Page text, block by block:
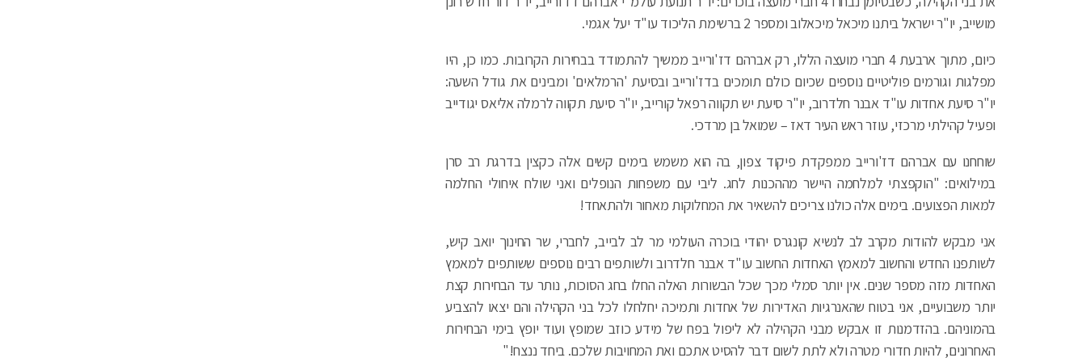
מושייב, יו"ר ישראל ביתנו מיכאל מיכאלוב ומספר 2 ברשימת הליכוד עו"ד יעל אגמי.
כיום, מתוך ארבעת 4 חברי מועצה הללו, רק אברהם דז'ורייב ממשיך להתמודד בבחירות הקרובות. כמו כן, היו
מפלגות וגורמים פוליטיים נוספים שכיום כולם תומכים בדז'ורייב ובסיעת 'הרמלאים' ומבינים את גודל השעה:
יו"ר סיעת אחדות עו"ד אבנר חלדרוב, יו"ר סיעת יש תקווה רפאל קורייב, יו"ר סיעת תקווה לרמלה אליאס יגודייב
ופעיל קהילתי מרכזי, עוזר ראש העיר דאז – שמואל בן מרדכי.
שוחחנו עם אברהם דז'ורייב ממפקדת פיקוד צפון, בה הוא משמש בימים קשים אלה כקצין בדרגת רב סרן
במילואים: "הוקפצתי למלחמה היישר מההכנות לחג. ליבי עם משפחות הנופלים ואני שולח איחולי החלמה
למאות הפצועים. בימים אלה כולנו צריכים להשאיר את המחלוקות מאחור ולהתאחד!
אני מבקש להודות מקרב לב לנשיא קונגרס יהודי בוכרה העולמי מר לב לבייב, לחברי, שר החינוך יואב קיש,
לשותפנו החדש והחשוב למאמץ האחדות החשוב עו"ד אבנר חלדרוב ולשותפים רבים נוספים ששותפים למאמץ
האחדות מזה מספר שנים. אין יותר סמלי מכך שכל הבשורות האלה החלו בחג הסוכות, נותר עד הבחירות קצת
יותר משבועיים, אני בטוח שהאנרגיות האדירות של אחדות ותמיכה יחלחלו לכל בני הקהילה והם יצאו להצביע
בהמוניהם. בהזדמנות זו אבקש מבני הקהילה לא ליפול בפח של מידע כוזב שמופץ ועוד יופץ בימי הבחירות
האחרונים, להיות חדורי מטרה ולא לתת לשום דבר להסיט אתכם ואת המחויבות שלכם. ביחד ננצח!"